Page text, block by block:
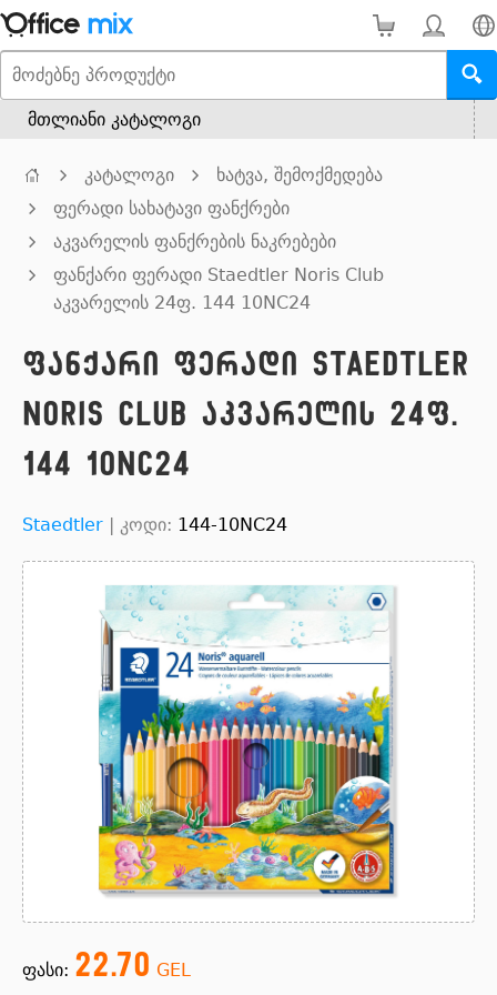
მთლიანი კატალოგი
კატალოგი
ხატვა, შემოქმედება
ფერადი სახატავი ფანქრები
აკვარელის ფანქრების ნაკრებები
ფანქარი ფერადი Staedtler Noris Club
აკვარელის 24ფ. 144 10NC24
ფანქარი ფერადი Staedtler
Noris Club აკვარელის 24ფ.
144 10NC24
Staedtler | კოდი: 144-10NC24
ფასი: 22.70 GEL